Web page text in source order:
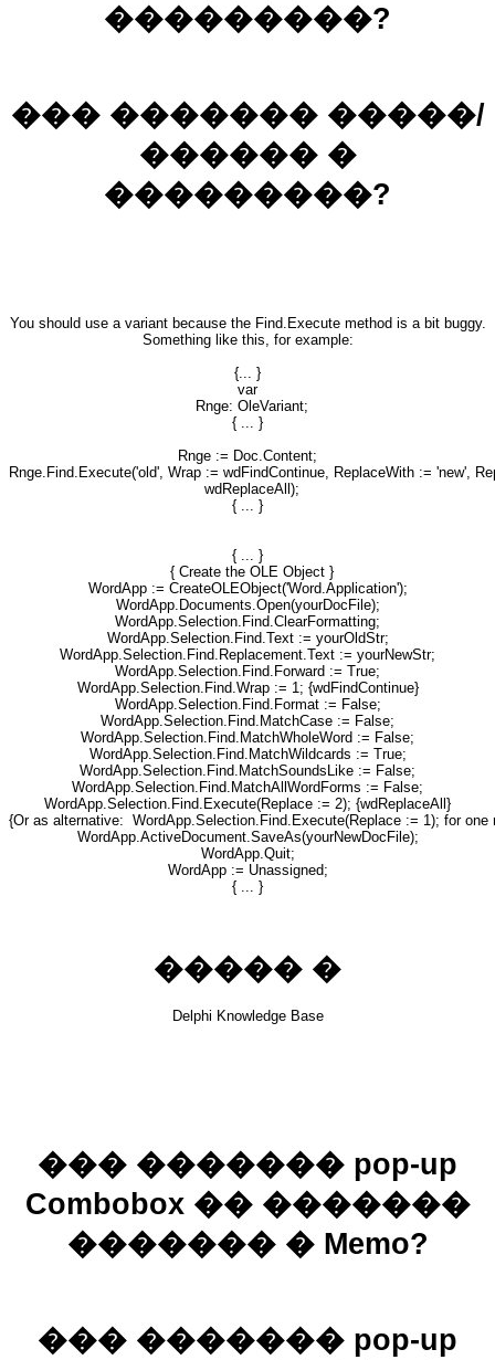
���������?
��� ������� �����/
������ �
���������?
You should use a variant because the Find.Execute method is a bit buggy.
Something like this, for example:
{... }
var
Rnge: OleVariant;
{ ... }
Rnge := Doc.Content;
Rnge.Find.Execute('old', Wrap := wdFindContinue, ReplaceWith := 'new',
wdReplaceAll);
{ ... }
{ ... }
{ Create the OLE Object }
WordApp := CreateOLEObject('Word.Application');
WordApp.Documents.Open(yourDocFile);
WordApp.Selection.Find.ClearFormatting;
WordApp.Selection.Find.Text := yourOldStr;
WordApp.Selection.Find.Replacement.Text := yourNewStr;
WordApp.Selection.Find.Forward := True;
WordApp.Selection.Find.Wrap := 1; {wdFindContinue}
WordApp.Selection.Find.Format := False;
WordApp.Selection.Find.MatchCase := False;
WordApp.Selection.Find.MatchWholeWord := False;
WordApp.Selection.Find.MatchWildcards := True;
WordApp.Selection.Find.MatchSoundsLike := False;
WordApp.Selection.Find.MatchAllWordForms := False;
WordApp.Selection.Find.Execute(Replace := 2); {wdReplaceAll}
{Or as alternative: WordApp.Selection.Find.Execute(Replace := 1); for one
WordApp.ActiveDocument.SaveAs(yourNewDocFile);
WordApp.Quit;
WordApp := Unassigned;
{ ... }
����� �
Delphi Knowledge Base
��� ������� pop-up
Combobox �� �������
������� � Memo?
��� ������� pop-up